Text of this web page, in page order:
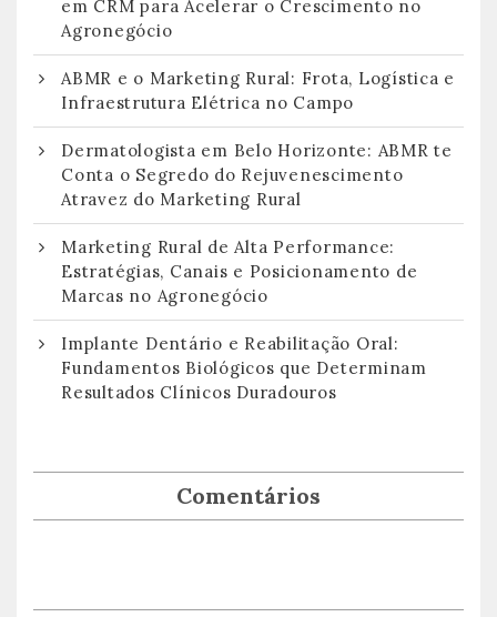
em CRM para Acelerar o Crescimento no
Agronegócio
ABMR e o Marketing Rural: Frota, Logística e
Infraestrutura Elétrica no Campo
Dermatologista em Belo Horizonte: ABMR te
Conta o Segredo do Rejuvenescimento
Atravez do Marketing Rural
Marketing Rural de Alta Performance:
Estratégias, Canais e Posicionamento de
Marcas no Agronegócio
Implante Dentário e Reabilitação Oral:
Fundamentos Biológicos que Determinam
Resultados Clínicos Duradouros
Comentários